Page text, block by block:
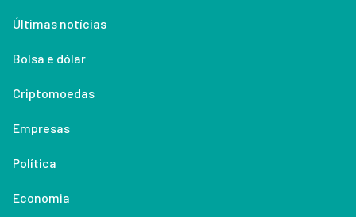
Últimas notícias
Bolsa e dólar
Criptomoedas
Empresas
Política
Economia